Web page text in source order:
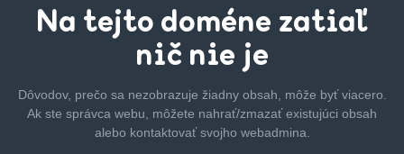
Na tejto doméne zatiaľ
nič nie je
Dôvodov, prečo sa nezobrazuje žiadny obsah, môže byťviacero.
Ak ste správca webu, môžete nahrať/zmazaťexistujúci obsah
alebo kontaktovať svojho webadmina.